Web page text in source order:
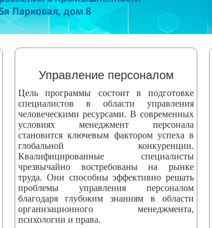
Управление персоналом
Цель программы состоит в подготовке
специалистов в области управления
человеческими ресурсами. В современных
условиях менеджмент персонала
становится ключевым фактором успеха в
глобальной конкуренции.
Квалифицированные специалисты
чрезвычайно востребованы на рынке
труда. Они способны эффективно решать
проблемы управления персоналом
благодаря глубоким знаниям в области
организационного менеджмента,
психологии и права.